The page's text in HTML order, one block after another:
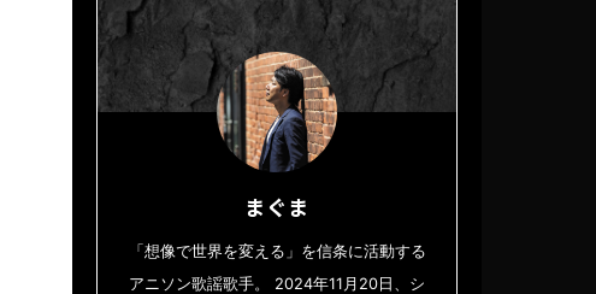
まぐま
「想像で世界を変える」を信条に活動する
アニソン歌謡歌手。 2024年11月20日、シ